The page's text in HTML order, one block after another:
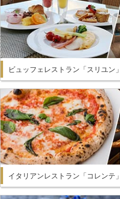
ビュッフェレストラン「スリユン
イタリアンレストラン「コレンテ